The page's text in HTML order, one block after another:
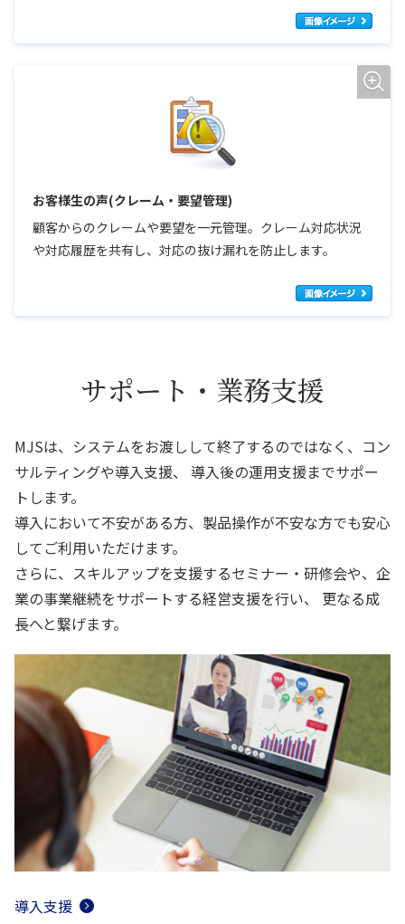
お客様生の声(クレーム・要望管理)
顧客からのクレームや要望を一元管理。クレーム対応状況
や対応履歴を共有し、対応の抜け漏れを防止します。
サポート・業務支援
MJSは、システムをお渡しして終了するのではなく、コン
サルティングや導入支援、
導入後の運用支援までサポー
トします。
導入において不安がある方、製品操作が不安な方でも安心
してご利用いただけます。
さらに、スキルアップを支援するセミナー・研修会や、企
業の事業継続をサポートする経営支援を行い、
更なる成
長へと繋げます。
導入支援